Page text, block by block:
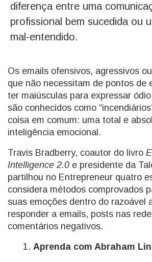
diferença entre uma
profissional bem sucedida ou
mal-entendido.
Os emails ofensivos, agressivos
que não necessitam de pontos de
ter maiúsculas para expressar
são conhecidos como
coisa em comum: uma total e
inteligência emocional.
Travis Bradberry, coautor do livro
Intelligence 2.0 e presidente da
partilhou no Entrepreneur quatro
considera métodos comprovados
suas emoções dentro do razoável
responder a emails, posts nas
comentários negativos.
Aprenda com Abraham